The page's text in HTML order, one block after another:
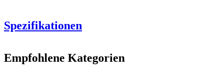
Spezifikationen
Produktnummer1LS03BG34
Empfohlene Kategorien